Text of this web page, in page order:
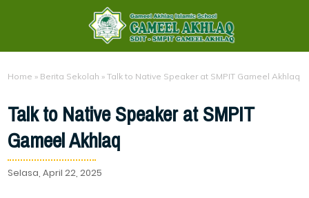
Home » Berita Sekolah »Talk to Native Speaker at SMPIT Gameel Akhlaq
Talk to Native Speaker at SMPIT
Gameel Akhlaq
Selasa, April 22, 2025